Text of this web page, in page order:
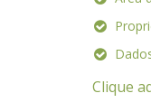
Clique